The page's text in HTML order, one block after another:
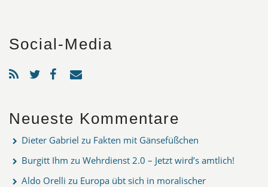
Social-Media
Neueste Kommentare
Dieter Gabriel zu Fakten mit Gänsefüßchen
Burgitt Ihm zu Wehrdienst 2.0 – Jetzt wird’s amtlich!
Aldo Orelli zu Europa übt sich in moralischer